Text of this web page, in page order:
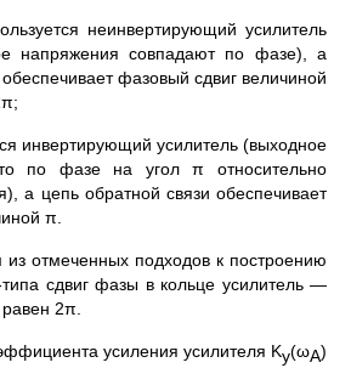
усилитель
напряжения совпадают по фазе), а
фазовый сдвиг величиной
усилитель (выходное
по фазе на угол π относительно
а цепь обратной связи обеспечивает
π.
подходов к построению
типа сдвиг фазы в кольце усилитель —
2π.
усиления усилителя Kу(ωА)